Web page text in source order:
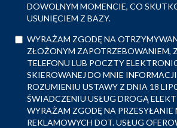
DOWOLNYM MOMENCIE, CO
USUNIĘCIEM Z BAZY.
WYRAŻAM ZGODĘ NA
ZŁOŻONYM ZAPOTRZEBOWANIEM,
TELEFONU LUB POCZTY
SKIEROWANEJ DO MNIE
ROZUMIENIU USTAWY Z DNIA 18
ŚWIADCZENIU USŁUG DROGĄ
WYRAŻAM ZGODĘ NA
REKLAMOWYCH DOT. USŁUG